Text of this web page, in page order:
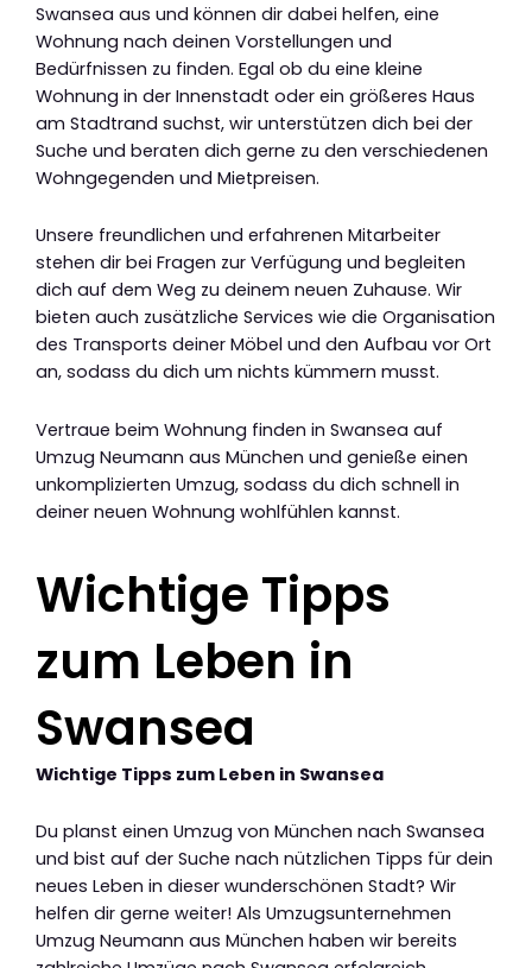
Swansea aus und können dir dabei helfen, eine
Wohnung nach deinen Vorstellungen und
Bedürfnissen zu finden. Egal ob du eine kleine
Wohnung in der Innenstadt oder ein größeres Haus
am Stadtrand suchst, wir unterstützen dich bei der
Suche und beraten dich gerne zu den verschiedenen
Wohngegenden und Mietpreisen.
Unsere freundlichen und erfahrenen Mitarbeiter
stehen dir bei Fragen zur Verfügung und begleiten
dich auf dem Weg zu deinem neuen Zuhause. Wir
bieten auch zusätzliche Services wie die Organisation
des Transports deiner Möbel und den Aufbau vor Ort
an, sodass du dich um nichts kümmern musst.
Vertraue beim Wohnung finden in Swansea auf
Umzug Neumann aus München und genieße einen
unkomplizierten Umzug, sodass du dich schnell in
deiner neuen Wohnung wohlfühlen kannst.
Wichtige Tipps
zum Leben in
Swansea
Wichtige Tipps zum Leben in Swansea
Du planst einen Umzug von München nach Swansea
und bist auf der Suche nach nützlichen Tipps für dein
neues Leben in dieser wunderschönen Stadt? Wir
helfen dir gerne weiter! Als Umzugsunternehmen
Umzug Neumann aus München haben wir bereits